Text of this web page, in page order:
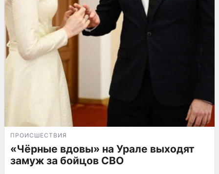
ПРОИСШЕСТВИЯ
«Чёрные вдовы» на Урале выходят
замуж за бойцов СВО